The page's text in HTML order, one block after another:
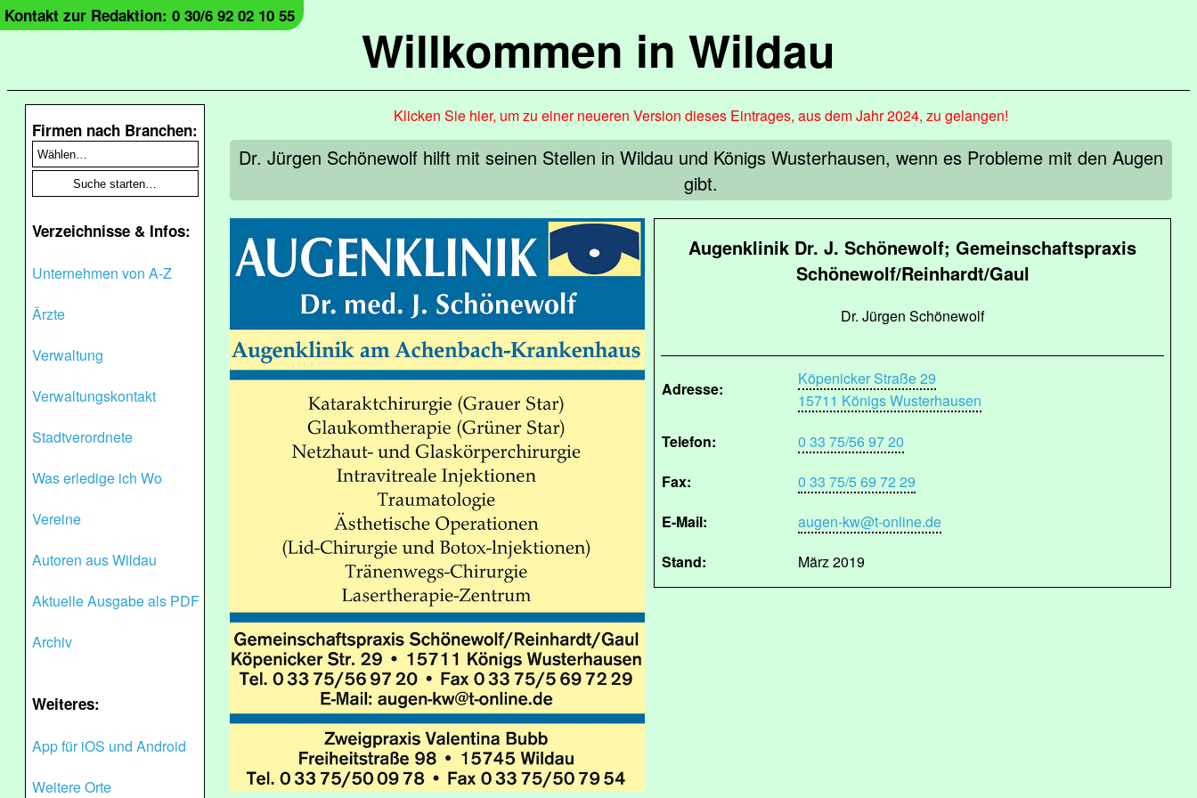
Willkommen in Wildau
Kontakt zur Redaktion: 0 30/6 92 02 10 55
Firmen nach Branchen:
Verzeichnisse & Infos:
Unternehmen von A-Z
Ärzte
Verwaltung
Verwaltungskontakt
Stadtverordnete
Was erledige ich Wo
Vereine
Autoren aus Wildau
Aktuelle Ausgabe als PDF
Archiv
Weiteres:
App für iOS und Android
Weitere Orte
Klicken Sie hier, um zu einer neueren Version dieses Eintrages, aus dem Jahr 2024, zu gelangen!
Dr. Jürgen Schönewolf hilft mit seinen Stellen in Wildau und Königs Wusterhausen, wenn es Probleme mit den Augen
gibt.
Augenklinik Dr. J. Schönewolf; Gemeinschaftspraxis
Schönewolf/Reinhardt/Gaul
Dr. Jürgen Schönewolf
Adresse:
Köpenicker Straße 29
15711 Königs Wusterhausen
Telefon:
0 33 75/56 97 20
Fax:
0 33 75/5 69 72 29
E-Mail:
augen-kw@t-online.de
Stand:
März 2019